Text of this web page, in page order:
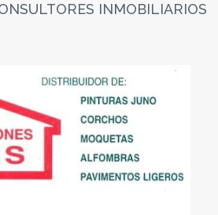
INMOBILIARIOS